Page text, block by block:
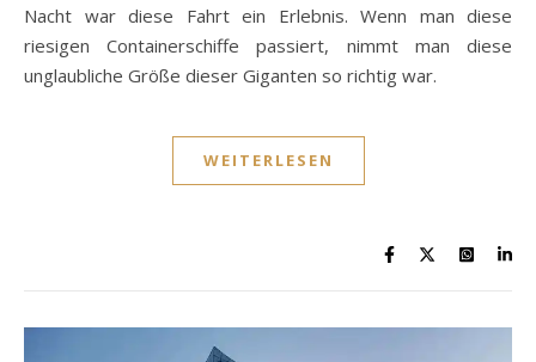
Nacht war diese Fahrt ein Erlebnis. Wenn man diese
riesigen Containerschiffe passiert, nimmt man diese
unglaubliche Größe dieser Giganten so richtig war.
WEITERLESEN